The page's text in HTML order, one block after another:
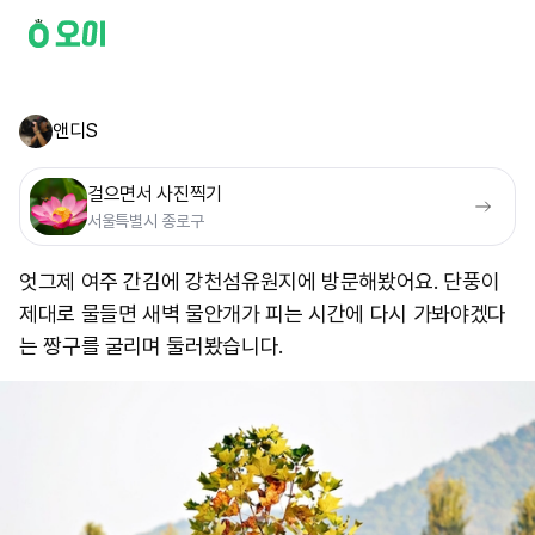
앤디S
걸으면서 사진찍기
서울특별시 종로구
엇그제 여주 간김에 강천섬유원지에 방문해봤어요. 단풍이
제대로 물들면 새벽 물안개가 피는 시간에 다시 가봐야겠다
는 짱구를 굴리며 둘러봤습니다.